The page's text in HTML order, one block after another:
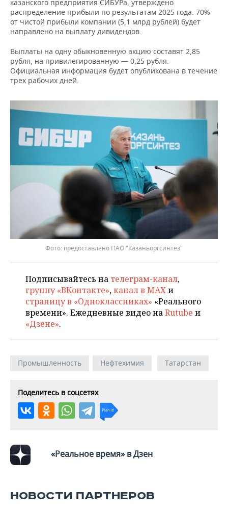
ВОЛЕЙБОЛ
ФИГУРНОЕ КАТАНИЕ
ХОККЕЙ С МЯЧОМ
ИСТОРИЯ
МЕДИЦИНА
ПРОИСШЕСТВИЯ
СПИСОК ПЕРСОН
ПОЛНАЯ ВЕРСИЯ
казанского предприятия СИБУРа, утверждено
распределение прибыли по результатам 2025 года. 70%
от чистой прибыли компании (5,1 млрд рублей) будет
направлено на выплату дивидендов.
Выплаты на одну обыкновенную акцию составят 2,85
рубля, на привилегированную — 0,25 рубля.
Официальная информация будет опубликована в течение
трех рабочих дней.
предоставлено ПАО "Казаньоргсинтез"
Подписывайтесь на телеграм-канал,
группу «ВКонтакте»,канал в MAXи
страницу в «Одноклассниках» «Реального
времени». Ежедневные видео наRutube и
«Дзене».
Промышленность Нефтехимия Татарстан
Поделитесь в соцсетях
«Реальное время» в Дзен
НОВОСТИ ПАРТНЕРОВ